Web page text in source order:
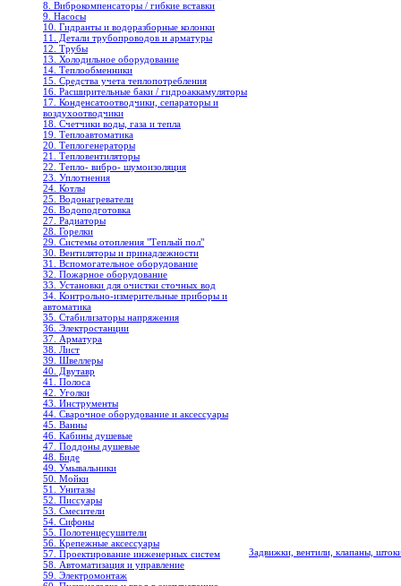
8. Виброкомпенсаторы / гибкие вставки
9. Насосы
10. Гидранты и водоразборные колонки
11. Детали трубопроводов и арматуры
12. Трубы
13. Холодильное oборудование
14. Теплообменники
15. Средства учета теплопотребления
16. Расширительные баки / гидроаккамуляторы
17. Конденсатоотводчики, сепараторы и
воздухоотводчики
18. Счетчики воды, газа и тепла
19. Теплоавтоматика
20. Теплогенераторы
21. Тепловентиляторы
22. Тепло- вибро- шумоизоляция
23. Уплотнения
24. Котлы
25. Водонагреватели
26. Водоподготовка
27. Радиаторы
28. Горелки
29. Системы отопления "Теплый пол"
30. Вентиляторы и принадлежности
31. Вспомогательное оборудование
32. Пожарное оборудование
33. Установки для очистки сточных вод
34. Контрольно-измерительные приборы и
автоматика
35. Стабилизаторы напряжения
36. Электростанции
37. Арматура
38. Лист
39. Швеллеры
40. Двутавр
41. Полоса
42. Уголки
43. Инструменты
44. Сварочное оборудование и аксессуары
45. Ванны
46. Кабины душевые
47. Поддоны душевые
48. Биде
49. Умывальники
50. Мойки
51. Унитазы
52. Писсуары
53. Смесители
54. Сифоны
55. Полотенцесушители
56. Крепежные аксессуары
57. Проектирование инженерных систем
58. Автоматизация и управление
59. Электромонтаж
Задвижки, вентили, клапаны,